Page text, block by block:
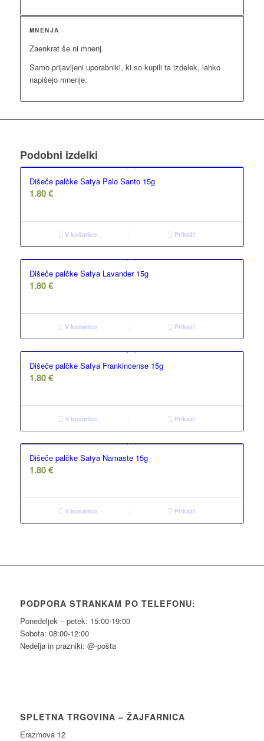
MNENJA
Zaenkrat še ni mnenj.
Samo prijavljeni uporabniki, ki so kupili ta izdelek, lahko
napišejo mnenje.
Podobni izdelki
Dišeče palčke Satya Palo Santo 15g
1.80€
V košarico Prikaži
Dišeče palčke Satya Lavander 15g
1.80€
V košarico Prikaži
Dišeče palčke Satya Frankincense 15g
1.80€
V košarico Prikaži
Dišeče palčke Satya Namaste 15g
1.80€
V košarico Prikaži
PODPORA STRANKAM PO TELEFONU:
Ponedeljek – petek: 15:00-19:00
Sobota: 08:00-12:00
Nedelja in prazniki: @-pošta
SPLETNA TRGOVINA – ŽAJFARNICA
Erazmova 12